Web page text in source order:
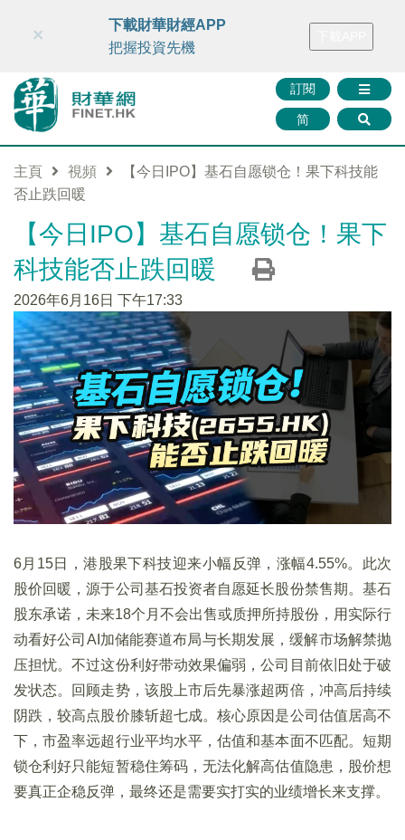
財華智庫網 FINTV FINMETA 財華證券 媒體矩陣
訂閱
简
×
下載財華財經APP
把握投資先機
主頁 視頻
【今日IPO】基石自愿锁仓！果下科技能
否止跌回暖
【今日IPO】基石自愿锁仓！果下
科技能否止跌回暖
2026年6月16日 下午17:33
6月15日，港股果下科技迎来小幅反弹，涨幅4.55%。此次
股价回暖，源于公司基石投资者自愿延长股份禁售期。基石
股东承诺，未来18个月不会出售或质押所持股份，用实际行
动看好公司AI加储能赛道布局与长期发展，缓解市场解禁抛
压担忧。不过这份利好带动效果偏弱，公司目前依旧处于破
发状态。回顾走势，该股上市后先暴涨超两倍，冲高后持续
阴跌，较高点股价膝斩超七成。核心原因是公司估值居高不
下，市盈率远超行业平均水平，估值和基本面不匹配。短期
锁仓利好只能短暂稳住筹码，无法化解高估值隐患，股价想
要真正企稳反弹，最终还是需要实打实的业绩增长来支撑。